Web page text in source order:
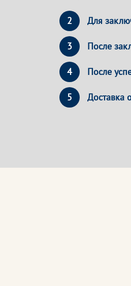
2 Для
3 После
4 После
5 Доставка